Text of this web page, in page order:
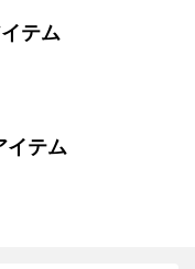
テム
イテム